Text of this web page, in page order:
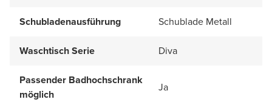
Schubladenausführung Schublade Metall
Waschtisch Serie Diva
Passender Badhochschrank
möglich
Ja